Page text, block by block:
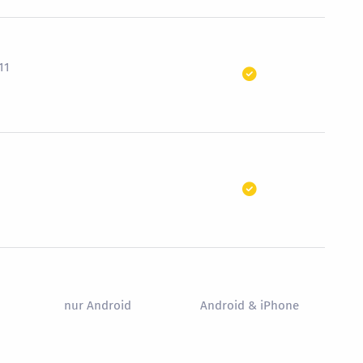
nur Android Android & iPhone